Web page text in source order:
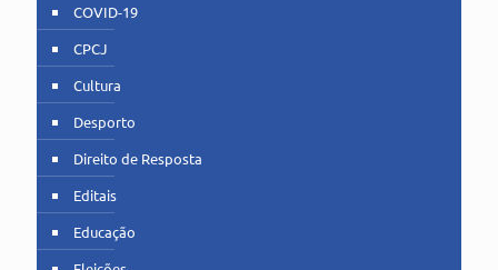
COVID-19
CPCJ
Cultura
Desporto
Direito de Resposta
Editais
Educação